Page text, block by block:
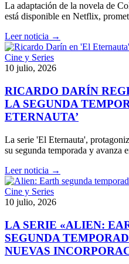
La adaptación de la novela de
está disponible en Netflix,
Leer noticia →
Cine y Series
10 julio, 2026
RICARDO DARÍN
LA SEGUNDA
ETERNAUTA’
La serie 'El Eternauta',
su segunda temporada y avanza
Leer noticia →
Cine y Series
10 julio, 2026
LA SERIE «ALIEN:
SEGUNDA
NUEVAS